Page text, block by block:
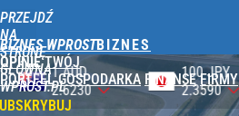
PRZEJDŹ
NA
STRONĘ
GŁÓWNĄ
WPROST.PL
BIZNES WPROST
OPINIE TWÓJ
PORTFEL GOSPODARKA FINANSE FIRMY
100 JPY
2.3590
1 NOK
0.3905